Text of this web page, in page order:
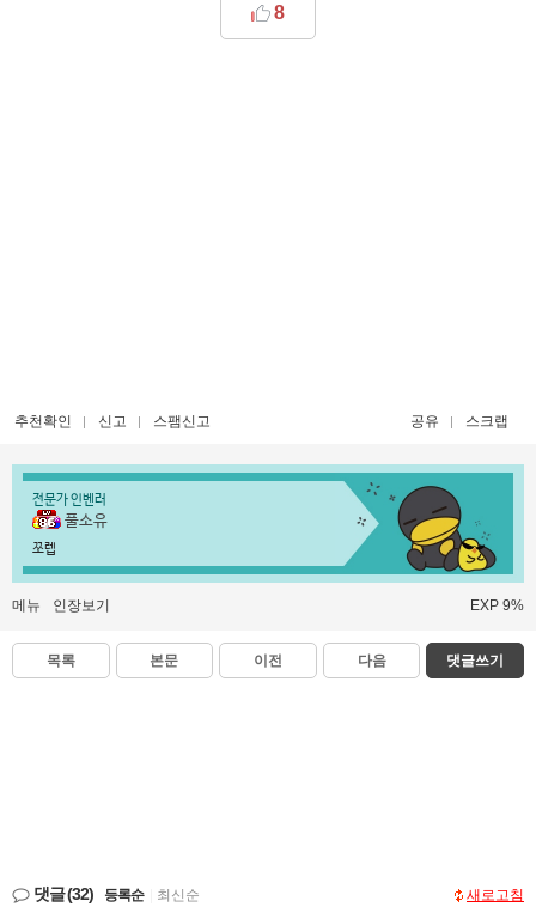
8
추천확인 신고 스팸신고 공유 스크랩
전문가 인벤러
풀소유
쪼렙
메뉴 인장보기 EXP 9%
목록 본문 이전 다음 댓글쓰기
댓글(32) 등록순 최신순 새로고침